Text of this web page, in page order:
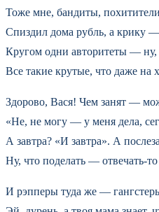
Тоже мне, бандиты,
Спиздил дома рубль, а крику
Кругом одни авторитеты — ну,
Все такие крутые, что даже на
Здорово, Вася! Чем занят —
«Не, не могу — у меня дела,
А завтра? «И завтра». А
Ну, что поделать — отвечать-то
И рэпперы туда же —